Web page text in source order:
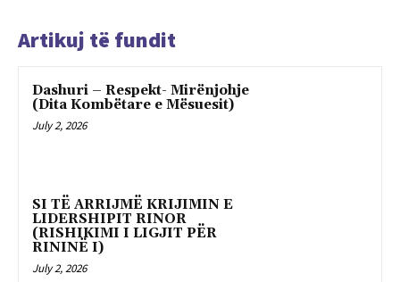
Artikuj të fundit
Dashuri – Respekt- Mirënjohje
(Dita Kombëtare e Mësuesit)
July 2, 2026
SI TË ARRIJMË KRIJIMIN E
LIDERSHIPIT RINOR
(RISHIKIMI I LIGJIT PËR
RININË I)
July 2, 2026